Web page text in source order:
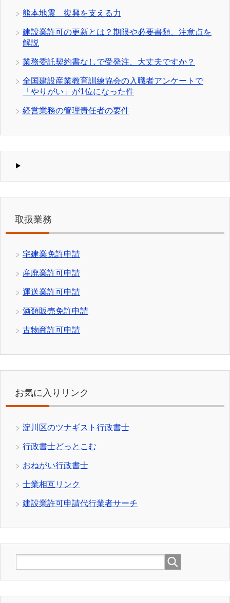
熊本地震 復興を支える力
建設業許可の更新とは？期限や必要書類、注意点を
解説
業務委託契約書なしで受発注、大丈夫ですか？
全国建設産業教育訓練協会の入職者アンケートで
「やりがい」が1位になった件
経営業務の管理責任者の要件
取扱業務
宅建業免許申請
産廃業許可申請
運送業許可申請
酒類販売免許申請
古物商許可申請
お気に入りリンク
淀川区のツナギスト行政書士
行政書士どっとこむ
おねがい行政書士
士業相互リンク
建設業許可申請代行業者サーチ